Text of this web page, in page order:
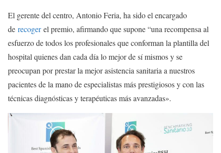
El gerente del centro, Antonio Feria, ha sido el encargado
de recogerel premio, afirmando que supone “una recompensa al
esfuerzo de todos los profesionales que conforman la plantilla del
hospital quienes dan cada día lo mejor de sí mismos y se
preocupan por prestar la mejor asistencia sanitaria a nuestros
pacientes de la mano de especialistas más prestigiosos y con las
técnicas diagnósticas y terapéuticas más avanzadas».